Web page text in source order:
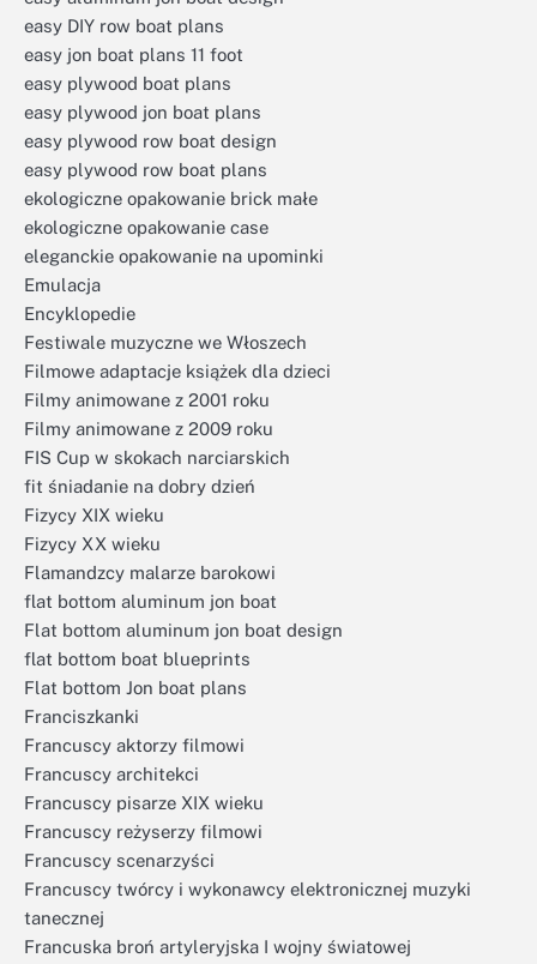
easy DIY row boat plans
easy jon boat plans 11 foot
easy plywood boat plans
easy plywood jon boat plans
easy plywood row boat design
easy plywood row boat plans
ekologiczne opakowanie brick małe
ekologiczne opakowanie case
eleganckie opakowanie na upominki
Emulacja
Encyklopedie
Festiwale muzyczne we Włoszech
Filmowe adaptacje książek dla dzieci
Filmy animowane z 2001 roku
Filmy animowane z 2009 roku
FIS Cup w skokach narciarskich
fit śniadanie na dobry dzień
Fizycy XIX wieku
Fizycy XX wieku
Flamandzcy malarze barokowi
flat bottom aluminum jon boat
Flat bottom aluminum jon boat design
flat bottom boat blueprints
Flat bottom Jon boat plans
Franciszkanki
Francuscy aktorzy filmowi
Francuscy architekci
Francuscy pisarze XIX wieku
Francuscy reżyserzy filmowi
Francuscy scenarzyści
Francuscy twórcy i wykonawcy elektronicznej muzyki
tanecznej
Francuska broń artyleryjska I wojny światowej